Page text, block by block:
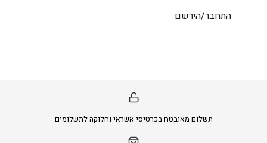
התחבר/הירשם
תשלום מאובטח בכרטיסי אשראי וחלוקה לתשלומים